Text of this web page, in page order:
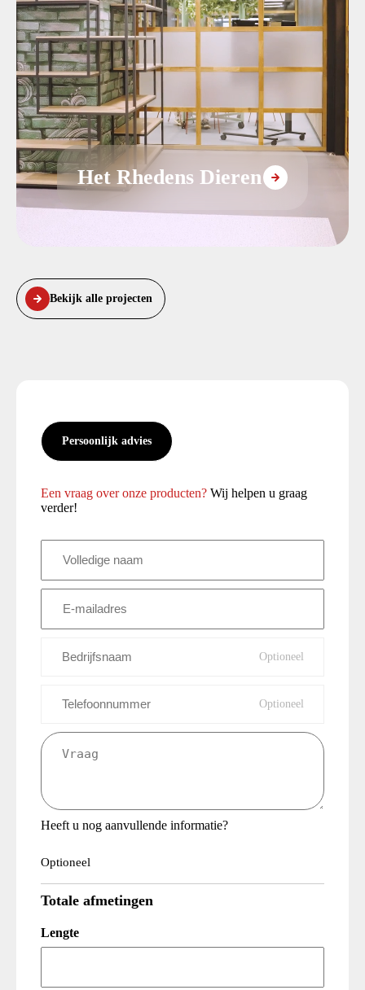
Het Rhedens Dieren
Bekijk alle projecten
Persoonlijk advies
Een vraag over onze producten? Wij helpen u graag
verder!
naam
mailadres
Vraag
(Vereist)
Heeft u nog aanvullende informatie?
Optioneel
Totale afmetingen
Lengte